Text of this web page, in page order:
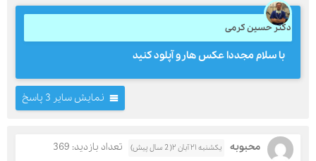
دکتر حسین کرمی
با سلام مجددا عکس هارو آپلود کنید
نمایش سایر 3 پاسخ
محبوبه یکشنبه ۲۱ آبان ۲( 2 سال پیش) تعداد بازدید: 369